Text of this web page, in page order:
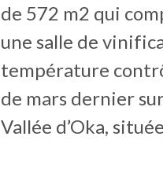
de 572 m2 qui
une salle de
température
de mars dernier
Vallée d’Oka,